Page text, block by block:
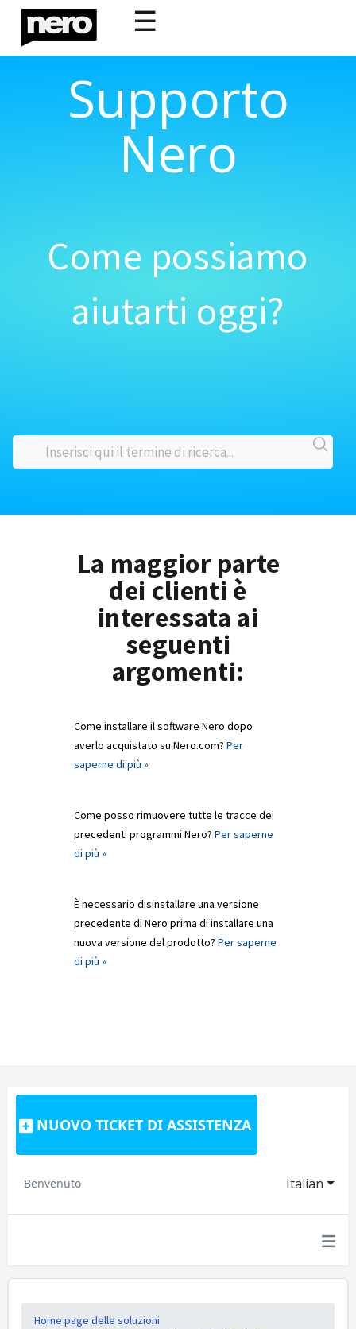
☰
Supporto
Nero
Come possiamo
aiutarti oggi?
La maggior parte
dei clienti è
interessata ai
seguenti
argomenti:
Come installare il software Nero dopo
averlo acquistato su Nero.com? Per
saperne di più »
Come posso rimuovere tutte le tracce dei
precedenti programmi Nero? Per saperne
di più »
È necessario disinstallare una versione
precedente di Nero prima di installare una
nuova versione del prodotto? Per saperne
di più »
NUOVO TICKET DI ASSISTENZA
Italian
Benvenuto
Home page delle soluzioni